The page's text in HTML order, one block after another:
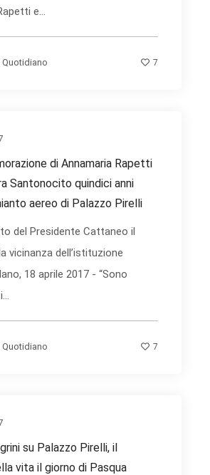
e...
7
di Annamaria Rapetti
Santonocito quindici anni
aereo di Palazzo Pirelli
del Presidente Cattaneo il
vicinanza dell’istituzione
18 aprile 2017 - “Sono
7
su Palazzo Pirelli, il
vita il giorno di Pasqua